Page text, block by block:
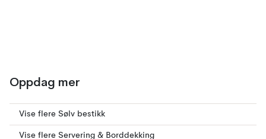
Oppdag mer
Vise flere Sølv bestikk
Vise flere Servering & Borddekking